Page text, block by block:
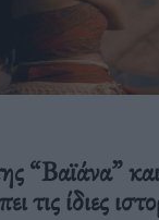
“Βαϊάνα”
τις ίδιες